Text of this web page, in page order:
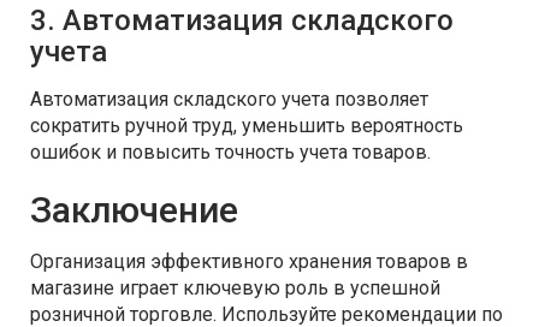
3. Автоматизация складского
учета
Автоматизация складского учета позволяет
сократить ручной труд, уменьшить вероятность
ошибок и повысить точность учета товаров.
Заключение
Организация эффективного хранения товаров в
магазине играет ключевую роль в успешной
розничной торговле. Используйте рекомендации по